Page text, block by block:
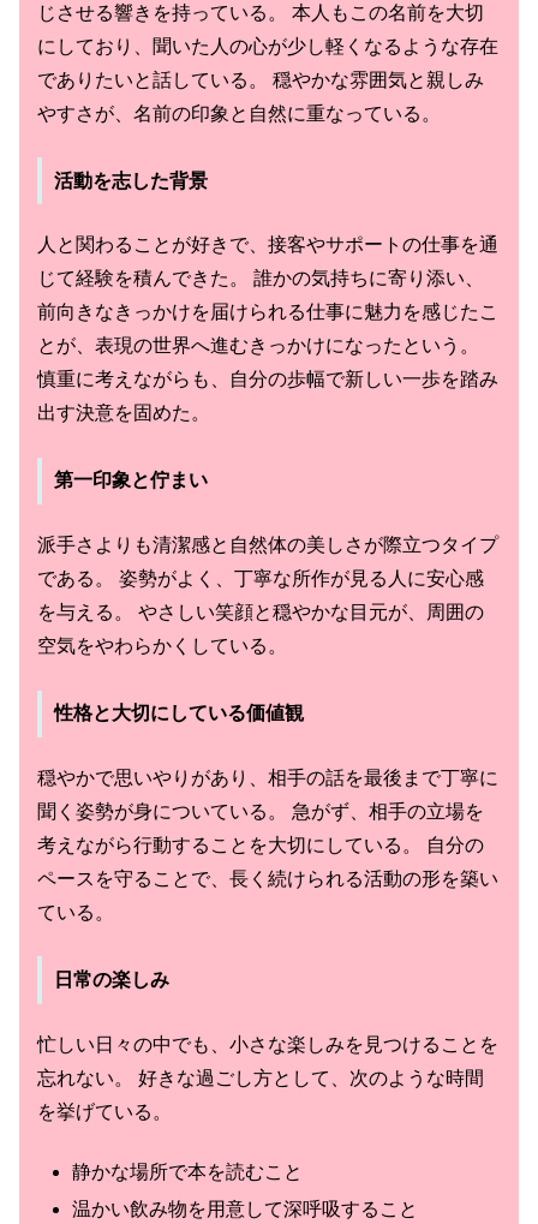
じさせる響きを持っている。 本人もこの名前を大切
にしており、聞いた人の心が少し軽くなるような存在
でありたいと話している。 穏やかな雰囲気と親しみ
やすさが、名前の印象と自然に重なっている。
活動を志した背景
人と関わることが好きで、接客やサポートの仕事を通
じて経験を積んできた。 誰かの気持ちに寄り添い、
前向きなきっかけを届けられる仕事に魅力を感じたこ
とが、表現の世界へ進むきっかけになったという。
慎重に考えながらも、自分の歩幅で新しい一歩を踏み
出す決意を固めた。
第一印象と佇まい
派手さよりも清潔感と自然体の美しさが際立つタイプ
である。 姿勢がよく、丁寧な所作が見る人に安心感
を与える。 やさしい笑顔と穏やかな目元が、周囲の
空気をやわらかくしている。
性格と大切にしている価値観
穏やかで思いやりがあり、相手の話を最後まで丁寧に
聞く姿勢が身についている。 急がず、相手の立場を
考えながら行動することを大切にしている。 自分の
ペースを守ることで、長く続けられる活動の形を築い
ている。
日常の楽しみ
忙しい日々の中でも、小さな楽しみを見つけることを
忘れない。 好きな過ごし方として、次のような時間
を挙げている。
静かな場所で本を読むこと
温かい飲み物を用意して深呼吸すること